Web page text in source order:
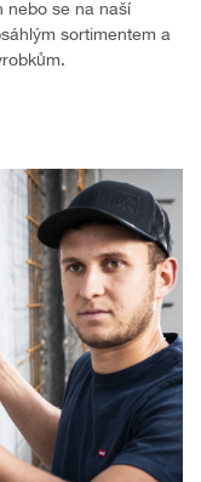
nebo se na naší
sortimentem a